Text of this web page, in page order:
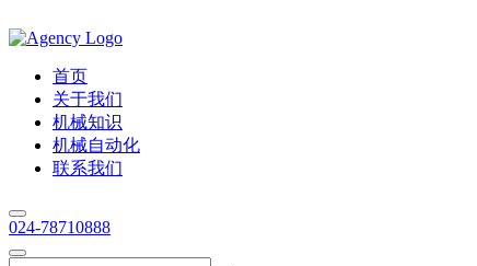
首页
关于我们
机械知识
机械自动化
联系我们
024-78710888